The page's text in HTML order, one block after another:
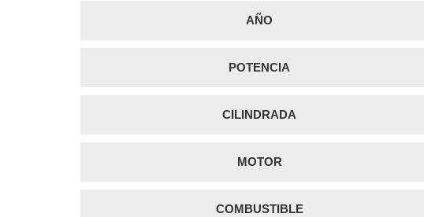
AÑO
POTENCIA
CILINDRADA
MOTOR
COMBUSTIBLE